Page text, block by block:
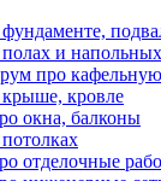
и
про кафельную
кровле
окна, балконы
отделочные